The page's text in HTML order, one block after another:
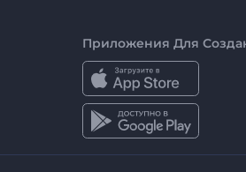
Приложения Для